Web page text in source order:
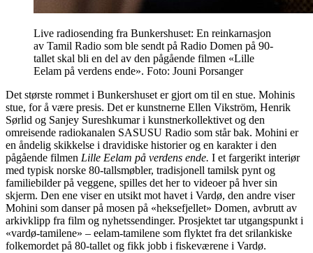
Live radiosending fra Bunkershuset: En reinkarnasjon
av Tamil Radio som ble sendt på Radio Domen på 90-
tallet skal bli en del av den pågående filmen «Lille
Eelam på verdens ende». Foto: Jouni Porsanger
Det største rommet i Bunkershuset er gjort om til en stue. Mohinis
stue, for å være presis. Det er kunstnerne Ellen Vikström, Henrik
Sørlid og Sanjey Sureshkumar i kunstnerkollektivet og den
omreisende radiokanalen SASUSU Radio som står bak. Mohini er
en åndelig skikkelse i dravidiske historier og en karakter i den
pågående filmen Lille Eelam på verdens ende. I et fargerikt interiør
med typisk norske 80-tallsmøbler, tradisjonell tamilsk pynt og
familiebilder på veggene, spilles det her to videoer på hver sin
skjerm. Den ene viser en utsikt mot havet i Vardø, den andre viser
Mohini som danser på mosen på «heksefjellet» Domen, avbrutt av
arkivklipp fra film og nyhetssendinger. Prosjektet tar utgangspunkt i
«vardø-tamilene» – eelam-tamilene som flyktet fra det srilankiske
folkemordet på 80-tallet og fikk jobb i fiskeværene i Vardø.